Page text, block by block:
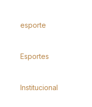
esporte
Esportes
Institucional